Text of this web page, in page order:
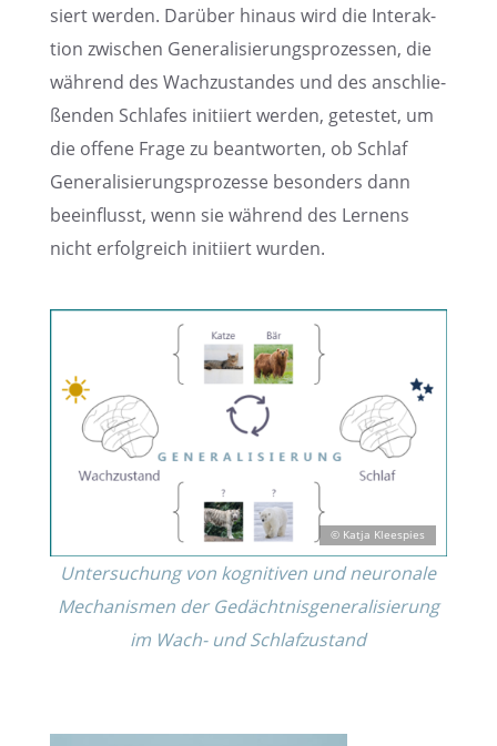
siert werden. Darüber hinaus wird die Inter­ak­
tion zwischen Genera­li­sie­rungs­pro­zes­sen, die
während des Wachzu­stan­des und des anschlie­
ßen­den Schla­fes initi­iert werden, getes­tet, um
die offene Frage zu beant­wor­ten, ob Schlaf
Genera­li­sie­rungs­pro­zesse beson­ders dann
beein­flusst, wenn sie während des Lernens
nicht erfolg­reich initi­iert wurden.
Unter­su­chung von kogni­ti­ven und neuro­nale
Mecha­nis­men der Gedächt­nis­ge­ne­ra­li­sie­rung
im Wach- und Schlafzustand